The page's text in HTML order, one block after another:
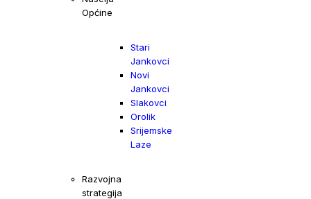
Općine
Stari
Jankovci
Novi
Jankovci
Slakovci
Orolik
Srijemske
Laze
Razvojna
strategija